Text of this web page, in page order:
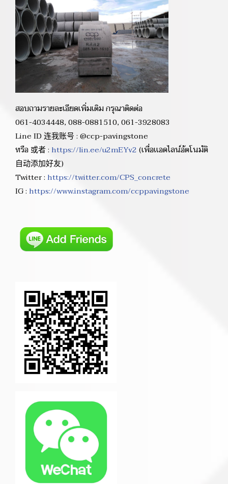
สอบถามรายละเอียดเพิ่มเติม กรุณาติดต่อ
061-4034448, 088-0881510, 061-3928083
Line ID 连我账号 : @ccp-pavingstone
หรือ 或者 :https://lin.ee/u2mEYv2(เพื่อเเอดไลน์อัตโนมัติ
自动添加好友)
Twitter :https://twitter.com/CPS_concrete
IG :https://www.instagram.com/ccppavingstone